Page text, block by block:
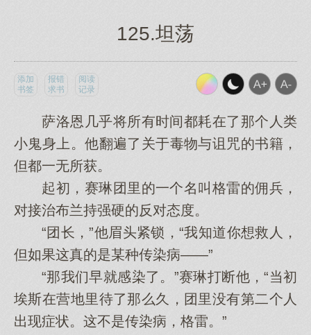
125.坦荡
添加
书签
报错
求书
阅读
记录
萨洛恩几乎将所有时间都耗在了那个人类
小鬼身上。他翻遍了关于毒物与诅咒的书籍，
但都一无所获。
起初，赛琳团里的一个名叫格雷的佣兵，
对接治布兰持强硬的反对态度。
“团长，”他眉头紧锁，“我知道你想救人，
但如果这真的是某种传染病——”
“那我们早就感染了。”赛琳打断他，“当初
埃斯在营地里待了那么久，团里没有第二个人
出现症状。这不是传染病，格雷。”